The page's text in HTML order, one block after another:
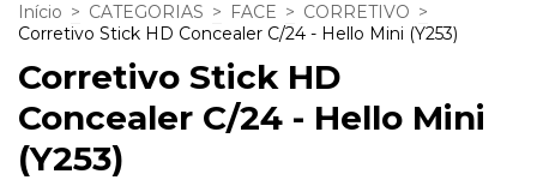
Início > CATEGORIAS > FACE > CORRETIVO >
Corretivo Stick HD Concealer C/24 - Hello Mini (Y253)
Corretivo Stick HD
Concealer C/24 - Hello Mini
(Y253)